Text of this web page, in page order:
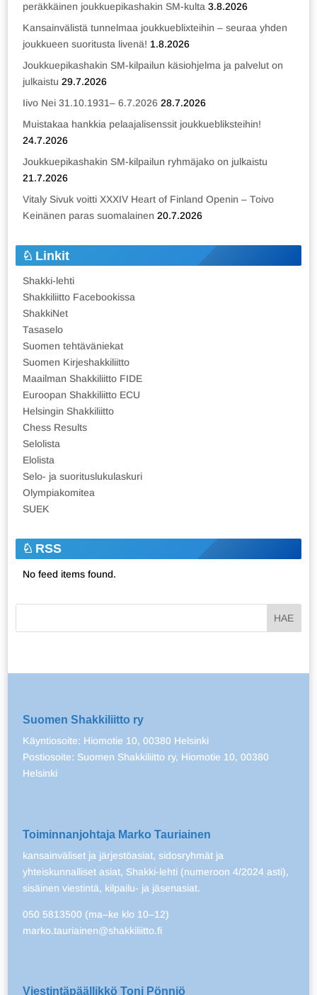
peräkkäinen joukkuepikashakin SM-kulta 3.8.2026
Kansainvälistä tunnelmaa joukkueblixteihin – seuraa yhden
joukkueen suoritusta livenä! 1.8.2026
Joukkuepikashakin SM-kilpailun käsiohjelma ja palvelut on
julkaistu 29.7.2026
Iivo Nei 31.10.1931– 6.7.2026 28.7.2026
Muistakaa hankkia pelaajalisenssit joukkuebliksteihin!
24.7.2026
Joukkuepikashakin SM-kilpailun ryhmäjako on julkaistu
21.7.2026
Vitaly Sivuk voitti XXXIV Heart of Finland Openin – Toivo
Keinänen paras suomalainen 20.7.2026
Linkit
Shakki-lehti
Shakkiliitto Facebookissa
ShakkiNet
Tasaselo
Suomen tehtäväniekat
Suomen Kirjeshakkiliitto
Maailman Shakkiliitto FIDE
Euroopan Shakkiliitto ECU
Helsingin Shakkiliitto
Chess Results
Selolista
Elolista
Selo- ja suorituslukulaskuri
Olympiakomitea
SUEK
RSS
No feed items found.
Suomen Shakkiliitto ry
Käyntiosoite: Hiomotie 10, 00380 Helsinki
Postiosoite: Suomen Shakkiliitto ry, Hiomotie 10, 00380
Helsinki
Toiminnanjohtaja Marko Tauriainen
kansainväliset ja järjestöasiat, sidosryhmät ja
yhteiskunnalliset asiat, Shakki-lehti (numeroon 4/2024 asti),
sisäinen viestintä, kilpailu- ja jäsenasiat.
050 5813500 (ma–ke klo 10–12)
marko.tauriainen@shakkiliitto.fi
Viestintäpäällikkö Toni Pönniö